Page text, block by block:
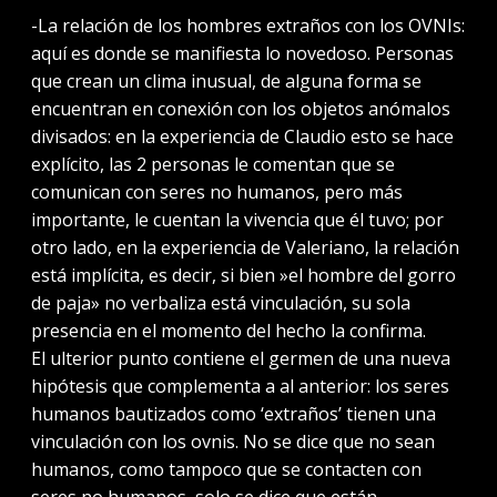
-La relación de los hombres extraños con los OVNIs:
aquí es donde se manifiesta lo novedoso. Personas
que crean un clima inusual, de alguna forma se
encuentran en conexión con los objetos anómalos
divisados: en la experiencia de Claudio esto se hace
explícito, las 2 personas le comentan que se
comunican con seres no humanos, pero más
importante, le cuentan la vivencia que él tuvo; por
otro lado, en la experiencia de Valeriano, la relación
está implícita, es decir, si bien »el hombre del gorro
de paja» no verbaliza está vinculación, su sola
presencia en el momento del hecho la confirma.
El ulterior punto contiene el germen de una nueva
hipótesis que complementa a al anterior: los seres
humanos bautizados como ‘extraños’ tienen una
vinculación con los ovnis. No se dice que no sean
humanos, como tampoco que se contacten con